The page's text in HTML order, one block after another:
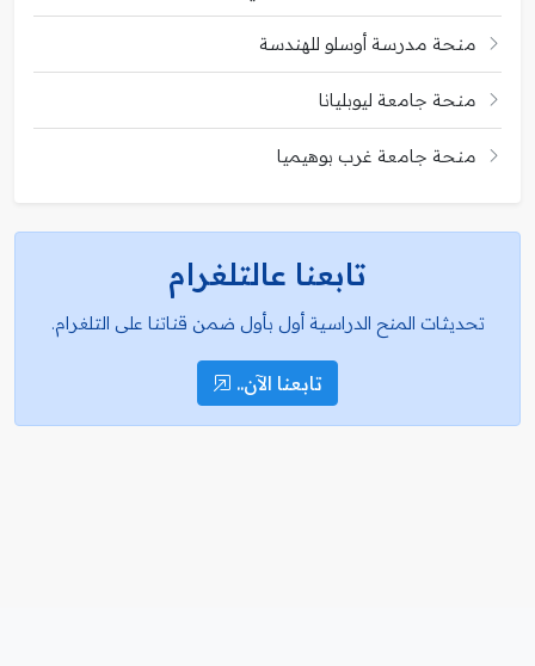
منحة مدرسة أوسلو للهندسة
منحة جامعة ليوبليانا
منحة جامعة غرب بوهيميا
تابعنا عالتلغرام
تحديثات المنح الدراسية أول بأول ضمن قناتنا على التلغرام.
تابعنا الآن..